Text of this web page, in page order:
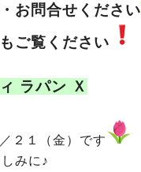
お問合せください
ご覧ください
ラパン Ｘ
２１（金）です
みに♪